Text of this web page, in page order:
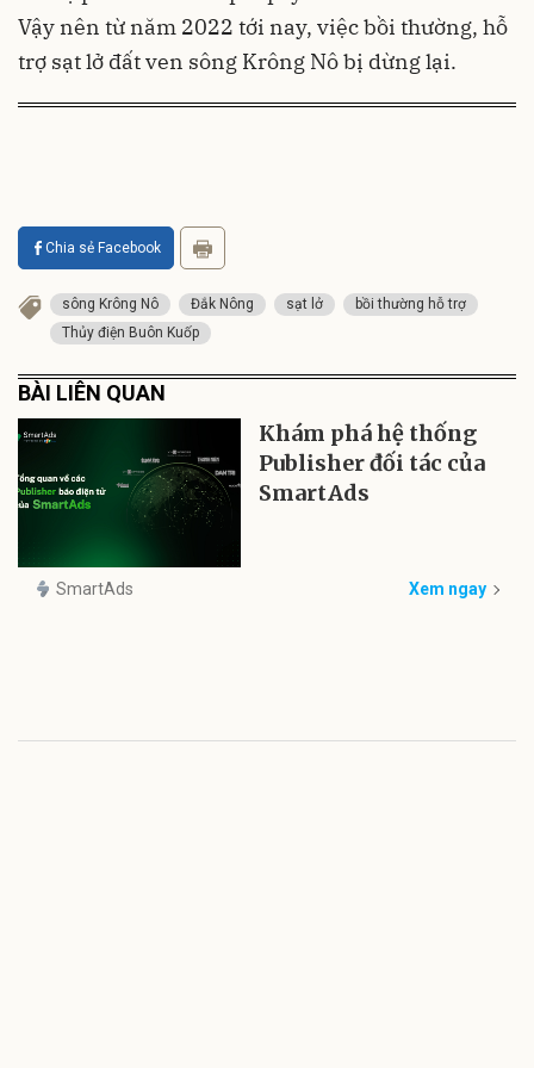
Vậy nên từ năm 2022 tới nay, việc bồi thường, hỗ
trợ sạt lở đất ven sông Krông Nô bị dừng lại.
Chia sẻ Facebook
sông Krông Nô Đắk Nông sạt lở
bồi thường hỗ trợ
Thủy điện Buôn Kuốp
BÀI LIÊN QUAN
Khám phá hệ thống
Publisher đối tác của
SmartAds
SmartAds Xem ngay